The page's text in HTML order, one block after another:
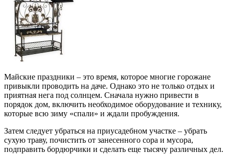
Майские праздники – это время, которое многие горожане
привыкли проводить на даче. Однако это не только отдых и
приятная нега под солнцем. Сначала нужно привести в
порядок дом, включить необходимое оборудование и технику,
которые всю зиму «спали» и ждали пробуждения.
Затем следует убраться на приусадебном участке – убрать
сухую траву, почистить от занесенного сора и мусора,
подправить бордюрчики и сделать еще тысячу различных дел.